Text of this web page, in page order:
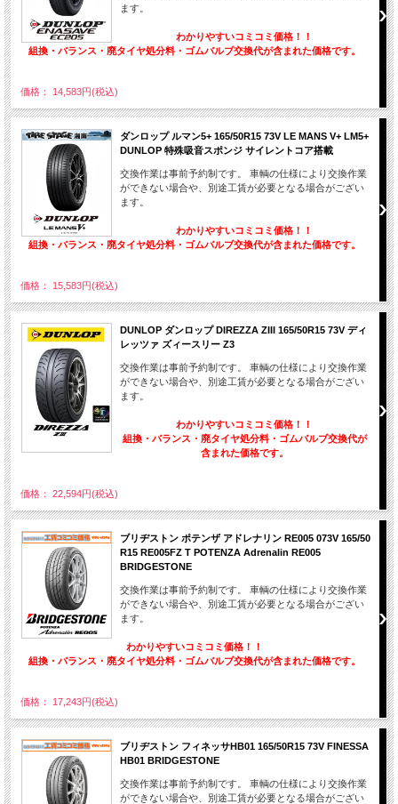
ます。
わかりやすいコミコミ価格！！
組換・バランス・廃タイヤ処分料・ゴムバルブ交換代が含まれた価格です。
価格： 14,583円(税込)
ダンロップ ルマン5+ 165/50R15 73V LE MANS V+ LM5+
DUNLOP 特殊吸音スポンジ サイレントコア搭載
交換作業は事前予約制です。 車輌の仕様により交換作業
ができない場合や、別途工賃が必要となる場合がござい
ます。
わかりやすいコミコミ価格！！
組換・バランス・廃タイヤ処分料・ゴムバルブ交換代が含まれた価格です。
価格： 15,583円(税込)
DUNLOP ダンロップ DIREZZA ZIII 165/50R15 73V ディ
レッツァ ズィースリー Z3
交換作業は事前予約制です。 車輌の仕様により交換作業
ができない場合や、別途工賃が必要となる場合がござい
ます。
わかりやすいコミコミ価格！！
組換・バランス・廃タイヤ処分料・ゴムバルブ交換代が
含まれた価格です。
価格： 22,594円(税込)
ブリヂストン ポテンザ アドレナリン RE005 073V 165/50
R15 RE005FZ T POTENZA Adrenalin RE005
BRIDGESTONE
交換作業は事前予約制です。 車輌の仕様により交換作業
ができない場合や、別途工賃が必要となる場合がござい
ます。
わかりやすいコミコミ価格！！
組換・バランス・廃タイヤ処分料・ゴムバルブ交換代が含まれた価格です。
価格： 17,243円(税込)
ブリヂストン フィネッサHB01 165/50R15 73V FINESSA
HB01 BRIDGESTONE
交換作業は事前予約制です。 車輌の仕様により交換作業
ができない場合や、別途工賃が必要となる場合がござい